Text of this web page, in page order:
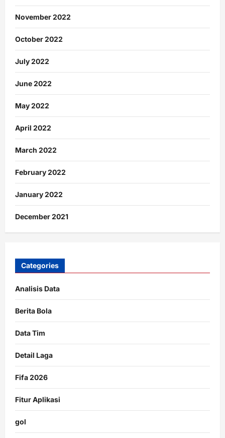
November 2022
October 2022
July 2022
June 2022
May 2022
April 2022
March 2022
February 2022
January 2022
December 2021
Categories
Analisis Data
Berita Bola
Data Tim
Detail Laga
Fifa 2026
Fitur Aplikasi
gol